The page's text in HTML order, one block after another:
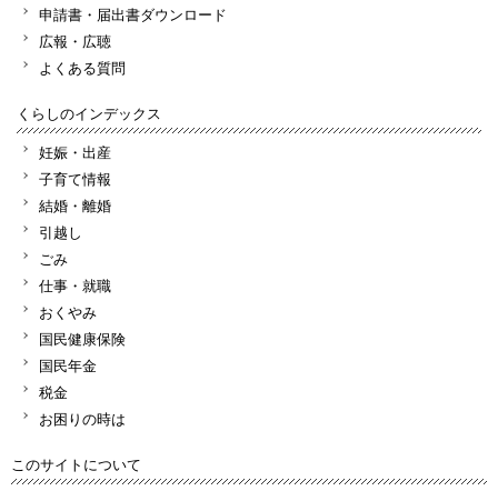
申請書・届出書ダウンロード
広報・広聴
よくある質問
くらしのインデックス
妊娠・出産
子育て情報
結婚・離婚
引越し
ごみ
仕事・就職
おくやみ
国民健康保険
国民年金
税金
お困りの時は
このサイトについて